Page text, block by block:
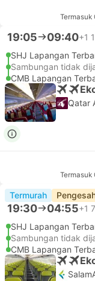
Termasuk
19:05 09:40+1
SHJ Lapangan
Sambungan tidak
Qatar
Termasuk
Termurah
19:30 04:55+1
SHJ Lapangan
Sambungan tidak